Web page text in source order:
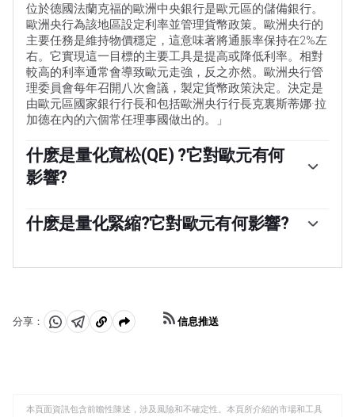
位於德國法蘭克福的歐洲中央銀行是歐元區的儲備銀行。
歐洲央行為該地區設定利率並管理貨幣政策。歐洲央行的
主要任務是維持物價穩定，這意味著將通脹率保持在2%左
右。它實現這一目標的主要工具是提高或降低利率。相對
較高的利率通常會導致歐元走強，反之亦然。歐洲央行管
理委員會每年召開八次會議，製定貨幣政策決定。決定是
由歐元區國家銀行行長和包括歐洲央行行長克裏斯蒂娜·拉
加德在內的六個常任理事國做出的。」
什麽是量化寬松(QE) ?它對歐元有何
影響?
政策工具。量化寬松是指歐洲央行印製歐元，然後用這些
歐元從銀行和其他金融機構購買資產——通常是政府債券或
率不太可能實現價格穩定的目標時，量化寬松是最後的手
方法。」
什麽是量化緊縮?它對歐元有何影響?
當經濟正在復蘇，通脹開始上升時進行的。在量化寬松
並停止將其持有的到期債券本金進行再投資。這通常對歐
元有利(或看漲)。
分享：
分 分 複
信息推送
本頁面資訊包含前瞻性陳述，涉及風險和不確定性。本頁所介紹的市場和工具